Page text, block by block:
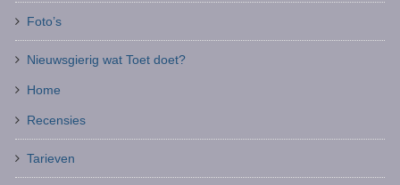
Foto’s
Nieuwsgierig wat Toet doet?
Home
Recensies
Tarieven